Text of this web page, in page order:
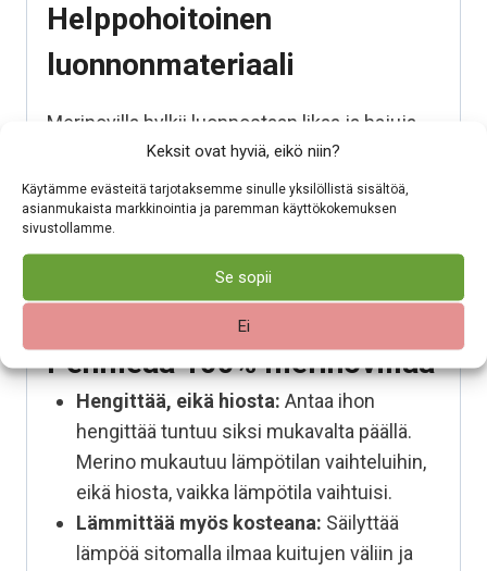
Keksit ovat hyviä, eikö niin?
Käytämme evästeitä tarjotaksemme sinulle yksilöllistä sisältöä,
asianmukaista markkinointia ja paremman käyttökokemuksen
sivustollamme.
Se sopii
Ei
Helppohoitoinen
luonnonmateriaali
Merinovilla hylkii luonnostaan likaa ja hajuja,
joten tuote raikastuu usein pelkällä
tuuletuksella. Tarvittaessa sen voi pestä 30°C
villapesuohjelmalla javillapesuaineella.
. Muotoile tuote kosteana ja
kuivaa tasolla, jotta se säilyttää muotonsa.
Pehmeää 100% merinovillaa
Hengittää, eikä hiosta: Antaa ihon
hengittää tuntuu siksi mukavalta päällä.
Merino mukautuu lämpötilan vaihteluihin,
eikä hiosta, vaikka lämpötila vaihtuisi.
Lämmittää myös kosteana: Säilyttää
lämpöä sitomalla ilmaa kuitujen väliin ja